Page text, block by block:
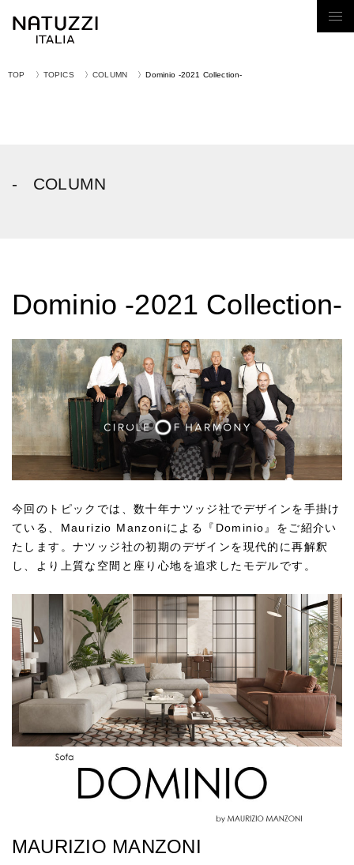
TOP TOPICS COLUMN Dominio -2021 Collection-
COLUMN
Dominio -2021 Collection-
今回のトピックでは、数十年ナツッジ社でデザインを手掛け
ている、Maurizio Manzoniによる『Dominio』をご紹介い
たします。ナツッジ社の初期のデザインを現代的に再解釈
し、より上質な空間と座り心地を追求したモデルです。
MAURIZIO MANZONI